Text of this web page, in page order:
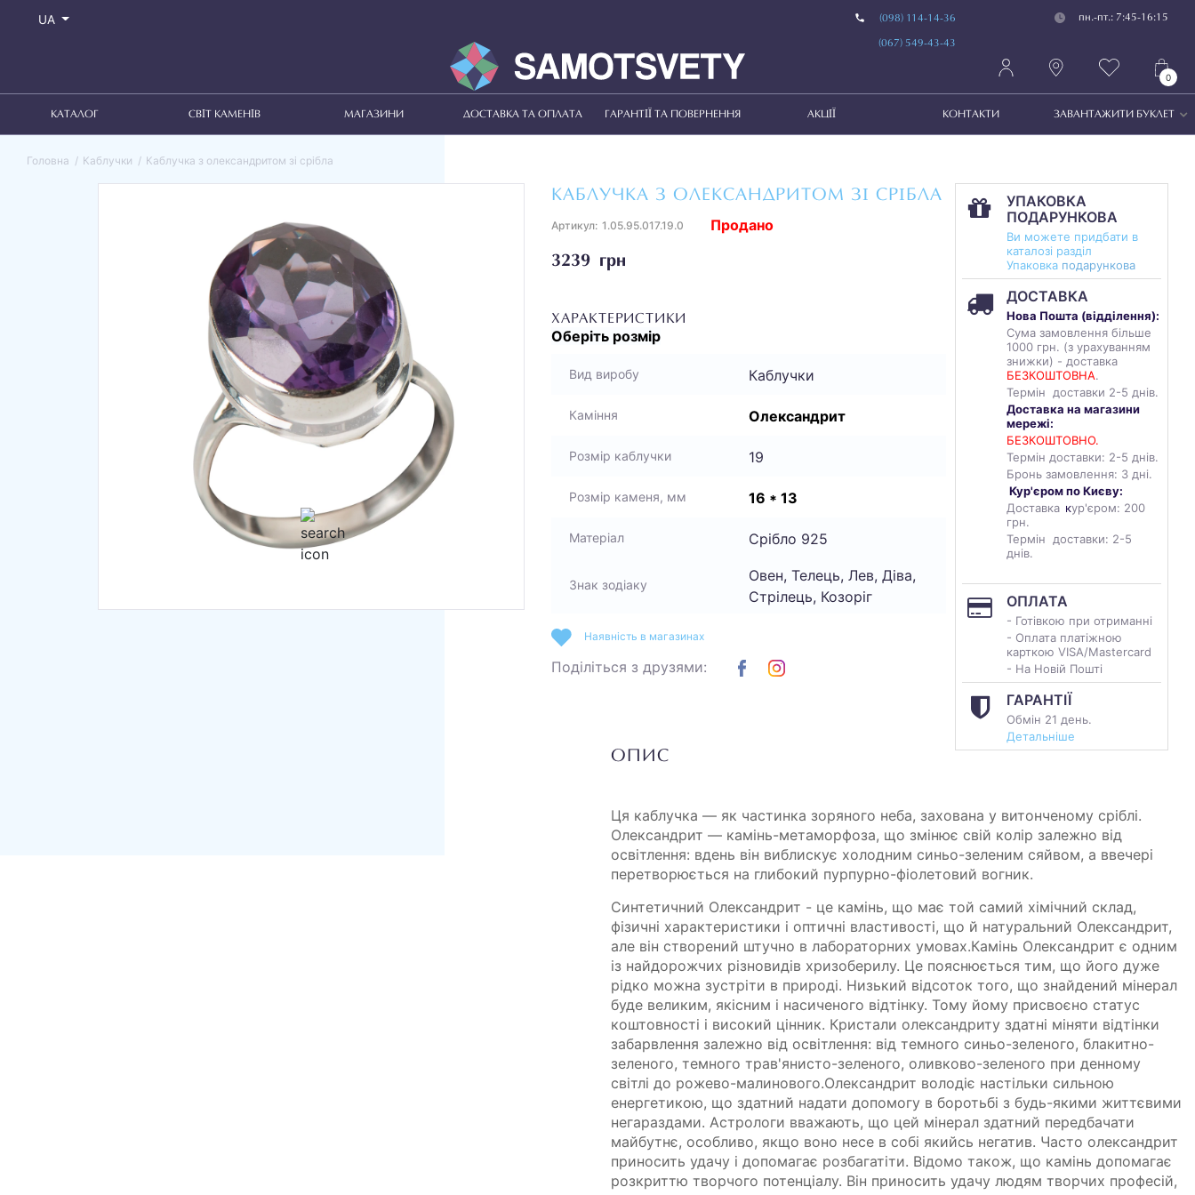
UA (098) 114-14-36
(067) 549-43-43
пн.-пт.: 7:45-16:15
0
КАТАЛОГ СВІТ КАМЕНІВ МАГАЗИНИ ДОСТАВКА ТА ОПЛАТА ГАРАНТІЇ ТА ПОВЕРНЕННЯ АКЦІЇ КОНТАКТИ ЗАВАНТАЖИТИ БУКЛЕТ
Головна Каблучки Каблучка з олександритом зі срібла
КАБЛУЧКА З ОЛЕКСАНДРИТОМ ЗІ СРІБЛА
Артикул: 1.05.95.017.19.0
3239 грн
Продано
ХАРАКТЕРИСТИКИ
Оберіть розмір
Вид виробу Каблучки
Каміння Олександрит
Розмір каблучки 19
Розмір каменя, мм 16 * 13
Матеріал Срібло 925
Знак зодіаку
Овен, Телець, Лев, Діва,
Стрілець, Козоріг
УПАКОВКА
ПОДАРУНКОВА
Ви можете придбати в
каталозі разділ
Упаковка подарункова
ДОСТАВКА
Нова Пошта (відділення):
Сума замовлення більше
1000 грн. (з урахуванням
знижки) - доставка
БЕЗКОШТОВНА.
Термін доставки 2-5 днів.
Доставка на магазини
мережі:
БЕЗКОШТОВНО.
Термін доставки: 2-5 днів.
Бронь замовлення: 3 дні.
Кур'єром по Києву:
Доставка кур'єром: 200
грн.
Термін доставки: 2-5
днів.
ОПЛАТА
- Готівкою при отриманні
- Оплата платіжною
карткою VISA/Mastercard
- На Новій Пошті
ГАРАНТІЇ
Обмін 21 день.
Детальніше
Наявність в магазинах
Поділіться з друзями:
ОПИС
Ця каблучка — як частинка зоряного неба, захована у витонченому сріблі.
Олександрит — камінь-метаморфоза, що змінює свій колір залежно від
освітлення: вдень він виблискує холодним синьо-зеленим сяйвом, а ввечері
перетворюється на глибокий пурпурно-фіолетовий вогник.
Синтетичний Олександрит - це камінь, що має той самий хімічний склад,
фізичні характеристики і оптичні властивості, що й натуральний Олександрит,
але він створений штучно в лабораторних умовах.Камінь Олександрит є одним
із найдорожчих різновидів хризоберилу. Це пояснюється тим, що його дуже
рідко можна зустріти в природі. Низький відсоток того, що знайдений мінерал
буде великим, якісним і насиченого відтінку. Тому йому присвоєно статус
коштовності і високий цінник. Кристали олександриту здатні міняти відтінки
забарвлення залежно від освітлення: від темного синьо-зеленого, блакитно-
зеленого, темного трав'янисто-зеленого, оливково-зеленого при денному
світлі до рожево-малинового.Олександрит володіє настільки сильною
енергетикою, що здатний надати допомогу в боротьбі з будь-якими життєвими
негараздами. Астрологи вважають, що цей мінерал здатний передбачати
майбутнє, особливо, якщо воно несе в собі якийсь негатив. Часто олександрит
приносить удачу і допомагає розбагатіти. Відомо також, що камінь допомагає
розкриттю творчого потенціалу. Він приносить удачу людям творчих професій,